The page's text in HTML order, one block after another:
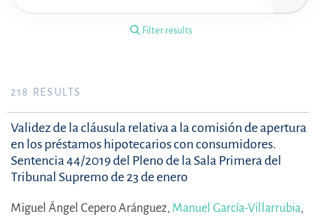
Filter results
218 RESULTS
Validez de la cláusula relativa a la comisión de apertura
en los préstamos hipotecarios con consumidores.
Sentencia 44/2019 del Pleno de la Sala Primera del
Tribunal Supremo de 23 de enero
Miguel Ángel Cepero Aránguez, Manuel García-Villarrubia,